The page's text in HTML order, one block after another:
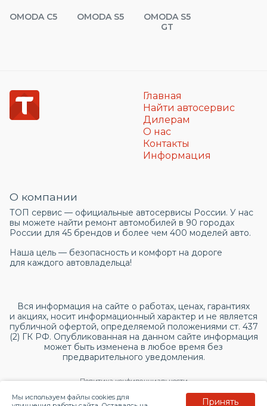
OMODA C5 OMODA S5
OMODA S5
GT
Главная
Найти автосервис
Дилерам
О нас
Контакты
Информация
О компании
ТОП сервис — официальные автосервисы России. У нас
вы можете найти ремонт автомобилей в 90 городах
России для 45 брендов и более чем 400 моделей авто.
Наша цель — безопасность и комфорт на дороге
для каждого автовладельца!
Вся информация на сайте о работах, ценах, гарантиях
и акциях, носит информационный характер и не является
публичной офертой, определяемой положениями ст. 437
(2) ГК РФ. Опубликованная на данном сайте информация
может быть изменена в любое время без
предварительного уведомления.
Политика конфиденциальности
Согласие на обработку персональных данных
Мы используем файлы cookies для
Принять